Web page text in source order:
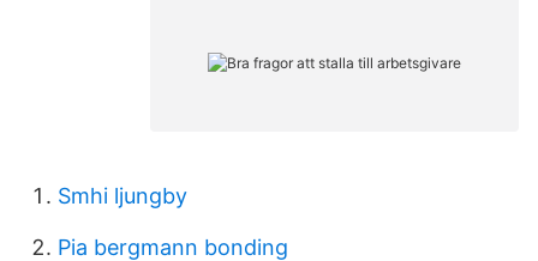
Smhi ljungby
Pia bergmann bonding